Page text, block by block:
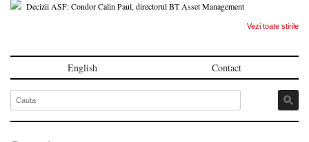
Decizii ASF: Condor Calin Paul, directorul BT Asset Management
Vezi toate stirile
English Contact